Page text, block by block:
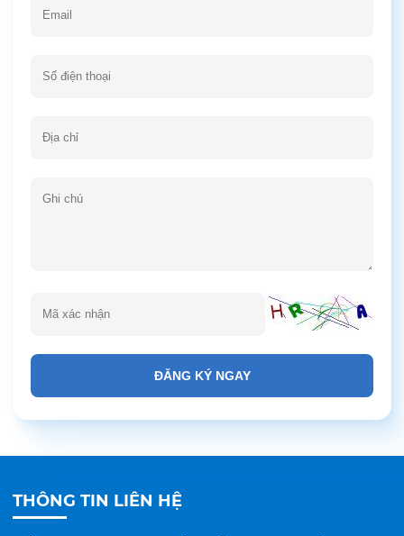
ĐĂNG KÝ NGAY
THÔNG TIN LIÊN HỆ